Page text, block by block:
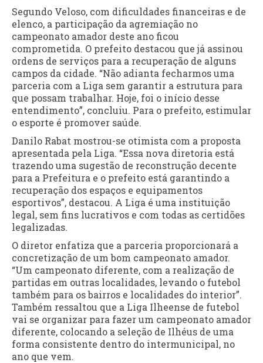
Segundo Veloso, com dificuldades financeiras e de
elenco, a participação da agremiação no
campeonato amador deste ano ficou
comprometida. O prefeito destacou que já assinou
ordens de serviços para a recuperação de alguns
campos da cidade. “Não adianta fecharmos uma
parceria com a Liga sem garantir a estrutura para
que possam trabalhar. Hoje, foi o início desse
entendimento”, concluiu. Para o prefeito, estimular
o esporte é promover saúde.
Danilo Rabat mostrou-se otimista com a proposta
apresentada pela Liga. “Essa nova diretoria está
trazendo uma sugestão de reconstrução decente
para a Prefeitura e o prefeito está garantindo a
recuperação dos espaços e equipamentos
esportivos”, destacou. A Liga é uma instituição
legal, sem fins lucrativos e com todas as certidões
legalizadas.
O diretor enfatiza que a parceria proporcionará a
concretização de um bom campeonato amador.
“Um campeonato diferente, com a realização de
partidas em outras localidades, levando o futebol
também para os bairros e localidades do interior”.
Também ressaltou que a Liga Ilheense de futebol
vai se organizar para fazer um campeonato amador
diferente, colocando a seleção de Ilhéus de uma
forma consistente dentro do intermunicipal, no
ano que vem.